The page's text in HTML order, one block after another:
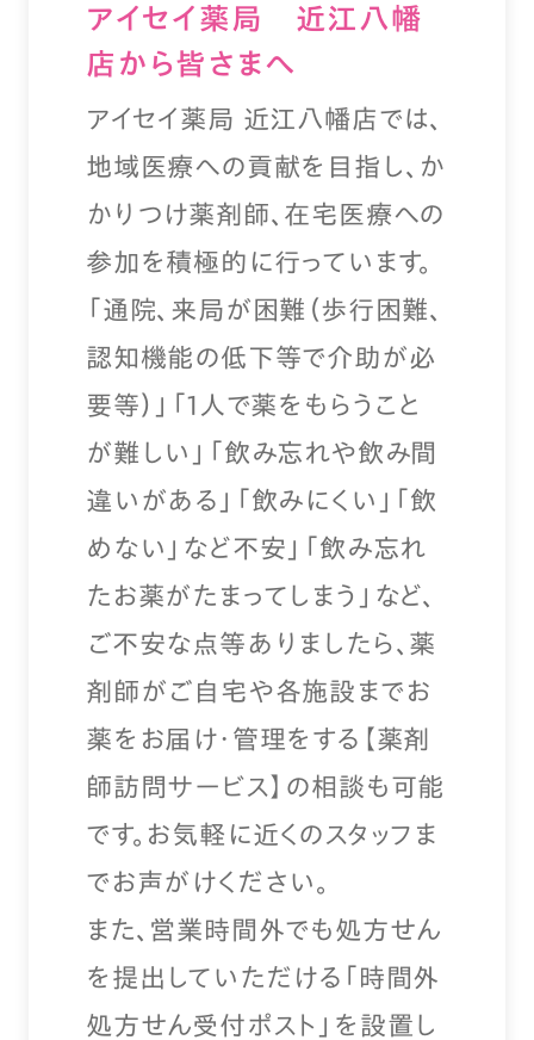
アイセイ薬局 近江八幡
店から皆さまへ
アイセイ薬局 近江八幡店では、
地域医療への貢献を目指し、か
かりつけ薬剤師、在宅医療への
参加を積極的に行っています。
「通院、来局が困難（歩行困難、
認知機能の低下等で介助が必
要等）」「1人で薬をもらうこと
が難しい」「飲み忘れや飲み間
違いがある」「飲みにくい」「飲
めない」など不安」「飲み忘れ
たお薬がたまってしまう」など、
ご不安な点等ありましたら、薬
剤師がご自宅や各施設までお
薬をお届け・管理をする【薬剤
師訪問サービス】の相談も可能
です。お気軽に近くのスタッフま
でお声がけください。
また、営業時間外でも処方せん
を提出していただける「時間外
処方せん受付ポスト」を設置し